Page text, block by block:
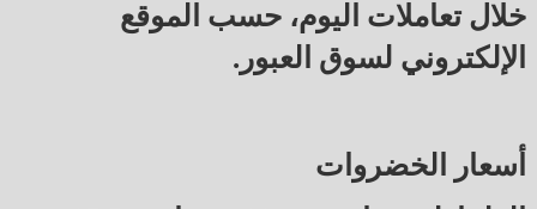
خلال تعاملات اليوم، حسب الموقع
الإلكتروني لسوق العبور.
أسعار الخضروات